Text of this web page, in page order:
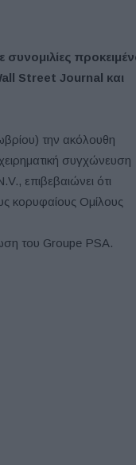
Street Journal και
την ακόλουθη
συγχώνευση
επιβεβαιώνει ότι
κορυφαίους Ομίλους
του Groupe PSA.